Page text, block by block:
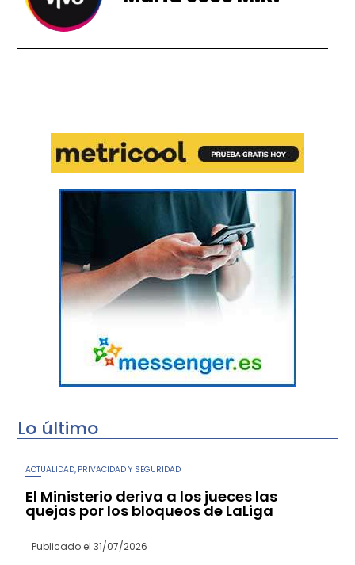
Lo último
ACTUALIDAD PRIVACIDAD Y SEGURIDAD
El Ministerio deriva a los jueces las
quejas por los bloqueos de LaLiga
Publicado el 31/07/2026